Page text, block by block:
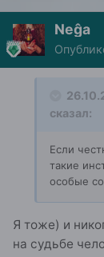
Neĝa
сказал:
Если
такие
особые
Я тоже) и
на судьбе